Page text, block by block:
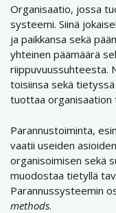
Organisaatio, jossa
systeemi. Siinä
ja paikkansa sekä
yhteinen päämäärä
riippuvuussuhteesta.
toisiinsa sekä
tuottaa organisaation
Parannustoiminta,
vaatii useiden
organisoimisen sekä
muodostaa tietyllä
Parannussysteemin
methods.